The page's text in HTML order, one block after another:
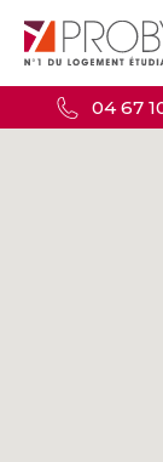
04 67